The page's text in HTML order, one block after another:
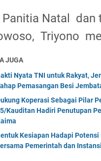
Panitia Natal dan
Triyono
JUGA
Nyata TNI untuk Rakyat,
Pemasangan Besi
Koperasi Sebagai Pilar
Kauditan Hadiri Penutupan
Kesiapan Hadapi
Pemerintah dan